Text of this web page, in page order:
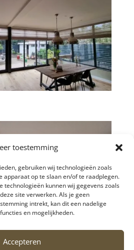
toestemming
gebruiken wij technologieën zoals
apparaat op te slaan en/of te raadplegen.
technologieën kunnen wij gegevens zoals
site verwerken. Als je geen
intrekt, kan dit een nadelige
en mogelijkheden.
Accepteren